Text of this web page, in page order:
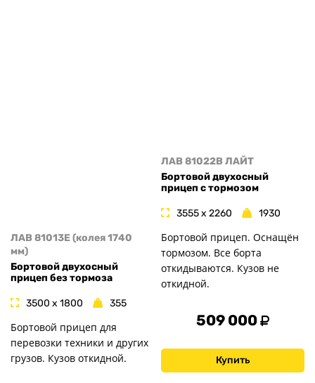
ЛАВ 81013E (колея 1740
мм)
Бортовой двухосный
прицеп без тормоза
3500 x 1800 355
Бортовой прицеп для
перевозки техники и других
грузов. Кузов откидной.
ЛАВ 81022B ЛАЙТ
Бортовой двухосный
прицеп с тормозом
3555 x 2260 1930
Бортовой прицеп. Оснащён
тормозом. Все борта
откидываются. Кузов не
откидной.
509 000
Купить